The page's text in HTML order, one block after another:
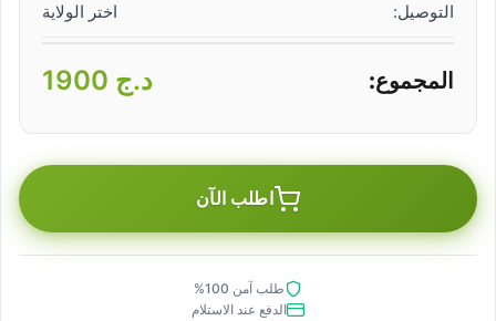
التوصيل: اختر الولاية
المجموع: د.ج
اطلب الآن
طلب آمن 100%
الدفع عند الاستلام